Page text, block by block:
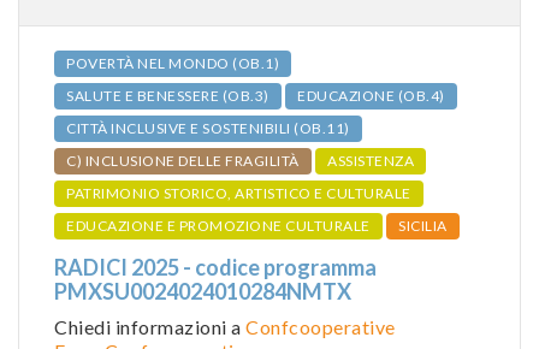
POVERTÀ NEL MONDO (OB.1)
SALUTE E BENESSERE (OB.3)
EDUCAZIONE (OB.4)
CITTÀ INCLUSIVE E SOSTENIBILI (OB.11)
C) INCLUSIONE DELLE FRAGILITÀ
ASSISTENZA
PATRIMONIO STORICO, ARTISTICO E CULTURALE
EDUCAZIONE E PROMOZIONE CULTURALE
SICILIA
RADICI 2025 - codice programma
PMXSU0024024010284NMTX
Chiedi informazioni a Confcooperative